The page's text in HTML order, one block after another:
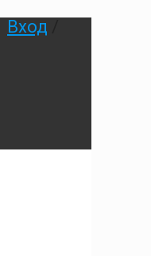
Вход